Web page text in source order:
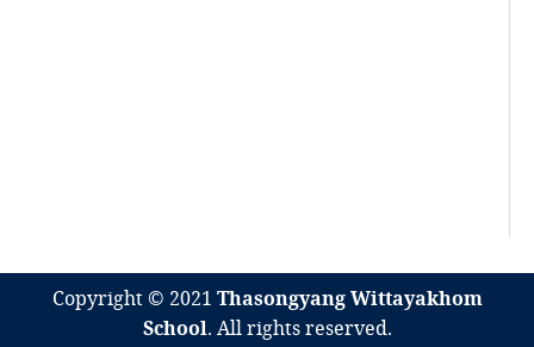
Copyright © 2021 Thasongyang Wittayakhom
School. All rights reserved.